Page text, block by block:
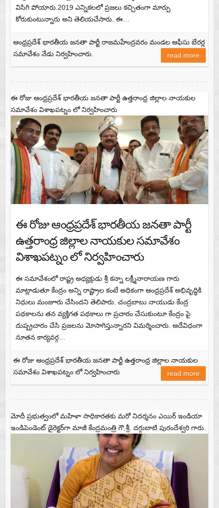
విసిగి పోయారు.2019 ఎన్నికలలో ప్రజలు కచ్చితంగా మార్పు
కోరుకుంటున్నారు అని తెలియచేసారు. ఈ…
ఆంధ్రప్రదేశ్ భారతీయ జనతా పార్టీ రాజమహేంద్రవరం మండల ఆఫీసు బేరర్ల
సమావేశం నేడు నిర్వహించారు.
read more
ఈ రోజు ఆంధ్రప్రదేశ్ భారతీయ జనతా పార్టీ ఉత్తరాంధ్ర జిల్లాల నాయకుల
సమావేశం విశాఖపట్నం లో నిర్వహించారు
ఈ రోజు ఆంధ్రప్రదేశ్ భారతీయ జనతా పార్టీ
ఉత్తరాంధ్ర జిల్లాల నాయకుల సమావేశం
విశాఖపట్నం లో నిర్వహించారు
ఈ సమావేశంలో రాష్ట్ర అధ్యక్షుడు శ్రీ కన్నా లక్ష్మీనారాయణ గారు
మాట్లాడుతూ కేంద్రం అన్ని రాష్ట్రాల కంటే అధికంగా ఆంధ్రప్రదేశ్ అభివృద్ధికి
నిధులు మంజూరు చేసిందని తెలిపారు. చంద్రబాబు నాయుడు కేంద్ర
పథకాలను తన వ్యక్తిగత పథకాలు గా ప్రచారం చేసుకుంటూ కేంద్రం పై
దుష్ప్రచారం చేసి ప్రజలను మోసాగిస్తున్నారని విమర్శించారు. అదేవిధంగా
నూతన కార్యవర్గ…
ఈ రోజు ఆంధ్రప్రదేశ్ భారతీయ జనతా పార్టీ ఉత్తరాంధ్ర జిల్లాల నాయకుల
సమావేశం విశాఖపట్నం లో నిర్వహించారు
read more
మోదీ ప్రభుత్వంలో మహిళా సాధికారతకు మరో నిదర్శనం ఎయిర్‌ ఇండియా
ఇండిపెండెంట్ డైరెక్టర్‌గా మాజీ కేంద్రమంత్రి గౌ,శ్రీ. దగ్గుబాటి పురందేశ్వరి గారు.